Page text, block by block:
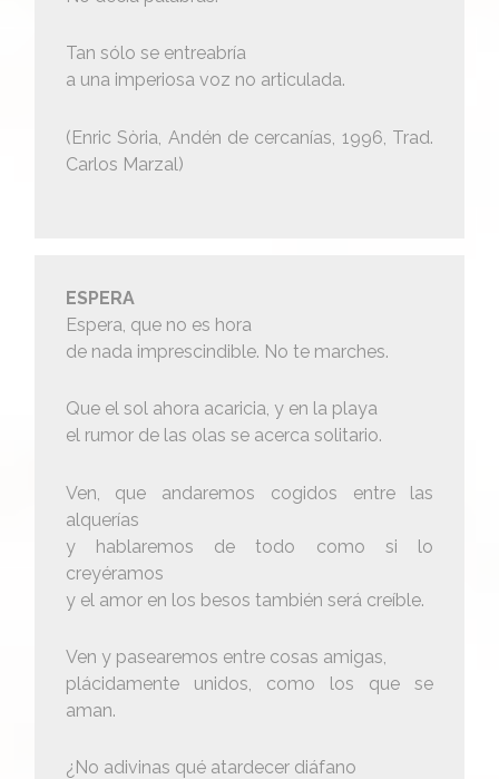
Tan sólo se entreabría
a una imperiosa voz no articulada.
(Enric Sòria, Andén de cercanías, 1996, Trad.
Carlos Marzal)
ESPERA
Espera, que no es hora
de nada imprescindible. No te marches.
Que el sol ahora acaricia, y en la playa
el rumor de las olas se acerca solitario.
Ven, que andaremos cogidos entre las
alquerías
y hablaremos de todo como si lo
creyéramos
y el amor en los besos también será creíble.
Ven y pasearemos entre cosas amigas,
plácidamente unidos, como los que se
aman.
¿No adivinas qué atardecer diáfano